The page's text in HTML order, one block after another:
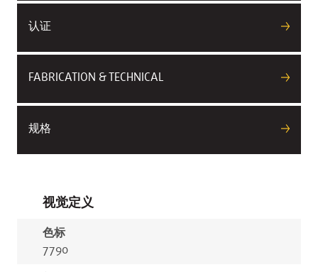
认证
FABRICATION & TECHNICAL
规格
视觉定义
色标
7790